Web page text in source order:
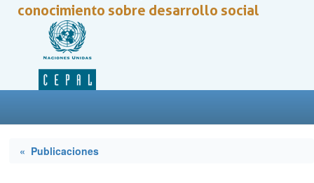
conocimiento sobre desarrollo social
« Publicaciones